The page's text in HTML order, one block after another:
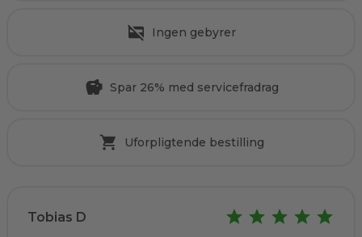
Ingen gebyrer
Spar 26% med servicefradrag
Uforpligtende bestilling
Tobias D